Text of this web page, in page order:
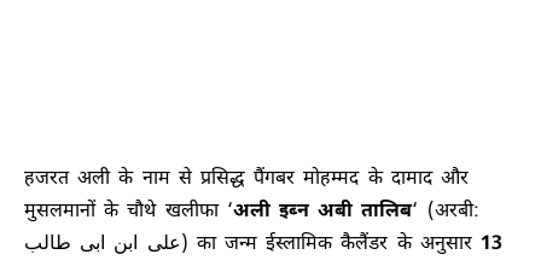
हजरत अली के नाम से प्रसिद्ध पैंगबर मोहम्मद के दामाद और
मुसलमानों के चौथे खलीफा ‘अली इब्न अबी तालिब‘ (अरबी:
علی ابن ابی طالب) का जन्म ईस्लामिक कैलैंडर के अनुसार 13